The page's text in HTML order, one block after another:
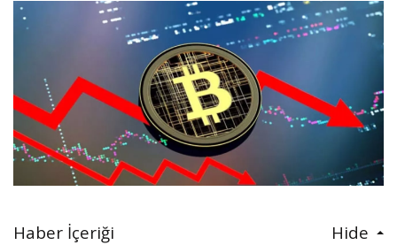
Haber İçeriği Hide